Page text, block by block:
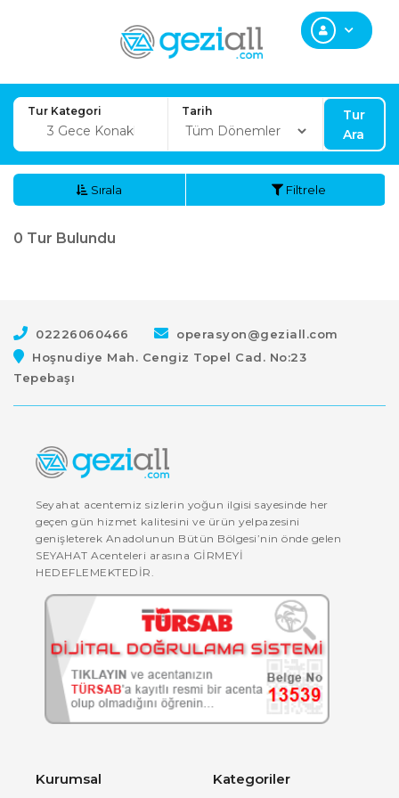
Tur Kategori Tarih
Tur
Ara
Sırala Filtrele
0 Tur Bulundu
02226060466
operasyon@geziall.com
Hoşnudiye Mah. Cengiz Topel Cad. No:23
Tepebaşı
Seyahat acentemiz sizlerin yoğun ilgisi sayesinde her
geçen gün hizmet kalitesini ve ürün yelpazesini
genişleterek Anadolunun Bütün Bölgesi’nin önde gelen
SEYAHAT Acenteleri arasına GİRMEYİ
HEDEFLEMEKTEDİR.
Kurumsal Kategoriler